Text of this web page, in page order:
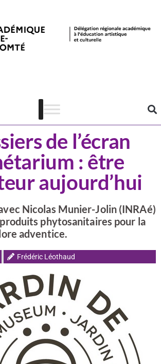
de l’écran
: être
aujourd’hui
Nicolas Munier-Jolin (INRAé)
phytosanitaires pour la
adventice.
Frédéric Léothaud